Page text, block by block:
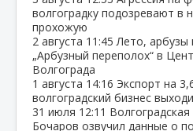
волгоградку подозревают в
прохожую
2 августа 11:45 Лето, арбузы
„Арбузный переполох“ в
Волгограда
1 августа 14:16 Экспорт на
волгоградский бизнес
31 июля 12:11
Бочаров озвучил данные о